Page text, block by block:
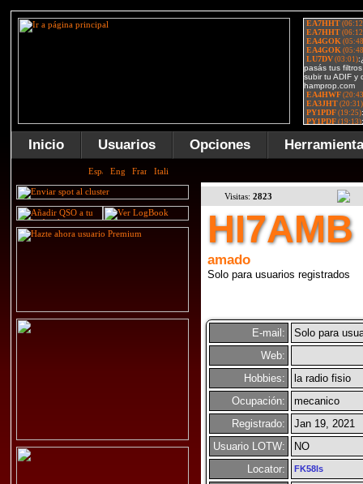
Inicio Usuarios Opciones
Visitas: 2823
HI7AMB
amado
Solo para usuarios registrados
E-mail:
Solo para
Web:
Hobbies:
la radio fisio
Ocupación:
mecanico
Registrado:
Jan 19, 2021
Usuario LOTW:
NO
Locator:
FK58ls